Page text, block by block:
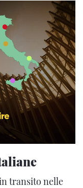
transito nelle